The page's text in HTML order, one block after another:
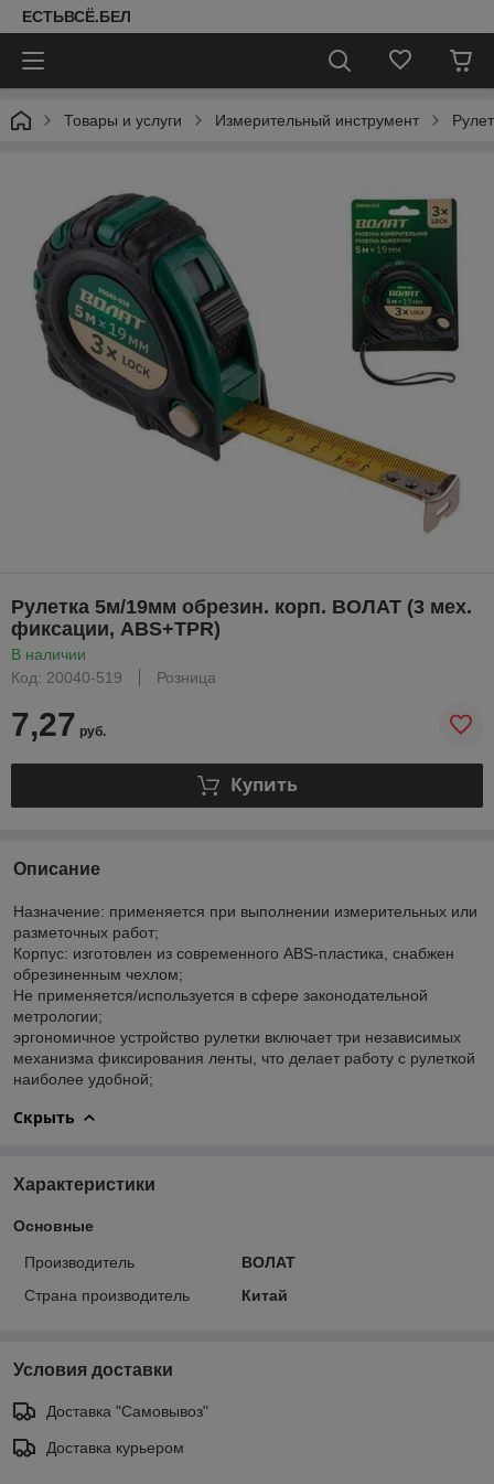
ЕСТЬВСЁ.БЕЛ
Товары и услуги Измерительный инструмент
Рулетка 5м/19мм обрезин. корп. ВОЛАТ (3 мех.
фиксации, ABS+TPR)
В наличии
Код: 20040-519
Розница
7,27 руб.
Купить
Описание
Назначение: применяется при выполнении измерительных или
разметочных работ;
Корпус: изготовлен из современного ABS-пластика, снабжен
обрезиненным чехлом;
Не применяется/используется в сфере законодательной
метрологии;
эргономичное устройство рулетки включает три независимых
механизма фиксирования ленты, что делает работу с рулеткой
наиболее удобной;
Скрыть
Характеристики
Основные
Производитель
ВОЛАТ
Страна производитель
Китай
Условия доставки
Доставка "Самовывоз"
Доставка курьером